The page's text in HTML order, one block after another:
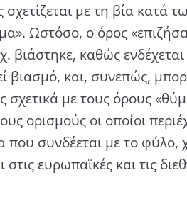
με τη βία κατά
Ωστόσο, ο όρος
βιάστηκε, καθώς
βιασμό, και, συνεπώς,
με τους όρους
ορισμούς οι οποίοι
που συνδέεται με το φύλο,
ευρωπαϊκές και τις